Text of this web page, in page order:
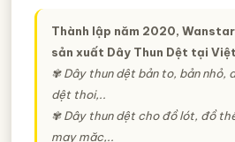
Thành lập năm 2020,
sản xuất Dây Thun Dệt tại
✾ Dây thun dệt bản to, bản nhỏ,
dệt thoi,..
✾ Dây thun dệt cho đồ lót, đồ
may mặc,..